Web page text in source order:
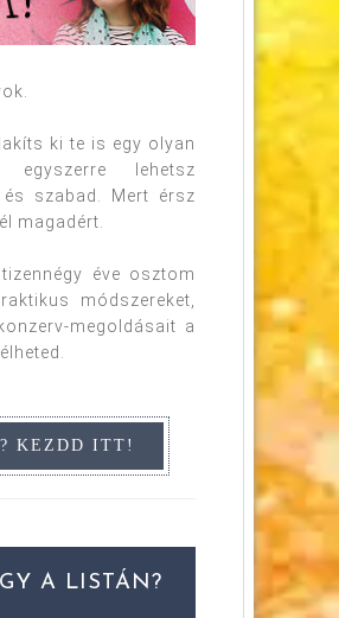
ki te is egy olyan
egyszerre lehetsz
szabad. Mert érsz
magadért.
éve osztom
módszereket,
megoldásait a
A LISTÁN?